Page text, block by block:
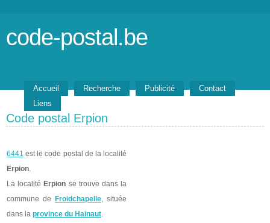
code-postal.be
Accueil Recherche Publicité
Contact
Liens
Code postal Erpion
6441 est le code postal de la localité
Erpion.
La localité Erpion se trouve dans la
commune de
Froidchapelle, située
dans la province du Hainaut.